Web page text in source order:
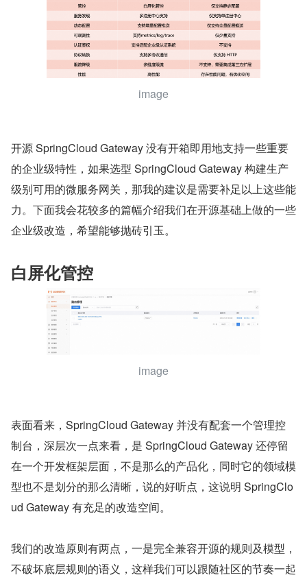
image
开源 SpringCloud Gateway 没有开箱即用地支持一些重要
的企业级特性，如果选型 SpringCloud Gateway 构建生产
级别可用的微服务网关，那我的建议是需要补足以上这些能
力。下面我会花较多的篇幅介绍我们在开源基础上做的一些
企业级改造，希望能够抛砖引玉。
白屏化管控
image
表面看来，SpringCloud Gateway 并没有配套一个管理控
制台，深层次一点来看，是 SpringCloud Gateway 还停留
在一个开发框架层面，不是那么的产品化，同时它的领域模
型也不是划分的那么清晰，说的好听点，这说明 SpringClo
ud Gateway 有充足的改造空间。
我们的改造原则有两点，一是完全兼容开源的规则及模型，
不破坏底层规则的语义，这样我们可以跟随社区的节奏一起